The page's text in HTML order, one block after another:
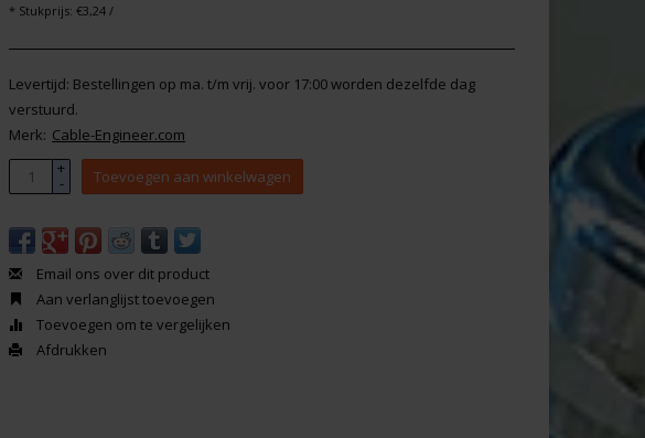
* Stukprijs: €3,24 /
Levertijd: Bestellingen op ma. t/m vrij. voor 17:00 worden dezelfde dag
verstuurd.
Merk: Cable-Engineer.com
+
- Toevoegen aan winkelwagen
Email ons over dit product
Aan verlanglijst toevoegen
Toevoegen om te vergelijken
Afdrukken